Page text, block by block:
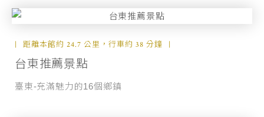
距離本館約 24.7 公里，行車約 38 分鐘
台東推薦景點
臺東-充滿魅力的16個鄉鎮